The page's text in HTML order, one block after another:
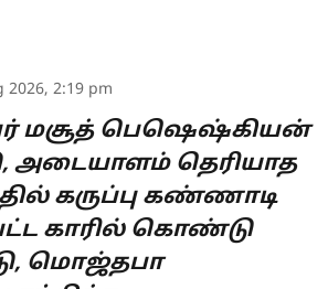
2026, 2:19 pm
மசூத் பெஷெஷ்கியன்
அடையாளம் தெரியாத
கருப்பு கண்ணாடி
காரில் கொண்டு
மொஜ்தபா